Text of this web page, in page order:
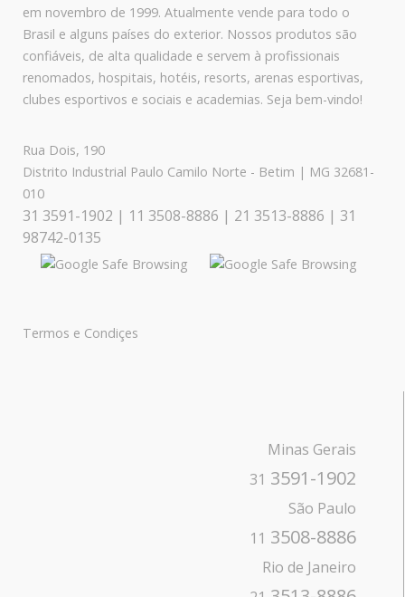
em novembro de 1999. Atualmente vende para todo o
Brasil e alguns países do exterior. Nossos produtos são
confiáveis, de alta qualidade e servem à profissionais
renomados, hospitais, hotéis, resorts, arenas esportivas,
clubes esportivos e sociais e academias. Seja bem-vindo!
Rua Dois, 190
Distrito Industrial Paulo Camilo Norte - Betim | MG 32681-
010
31 3591-1902 | 11 3508-8886 | 21 3513-8886 | 31
98742-0135
Termos e Condiçes
Minas Gerais
31 3591-1902
São Paulo
11 3508-8886
Rio de Janeiro